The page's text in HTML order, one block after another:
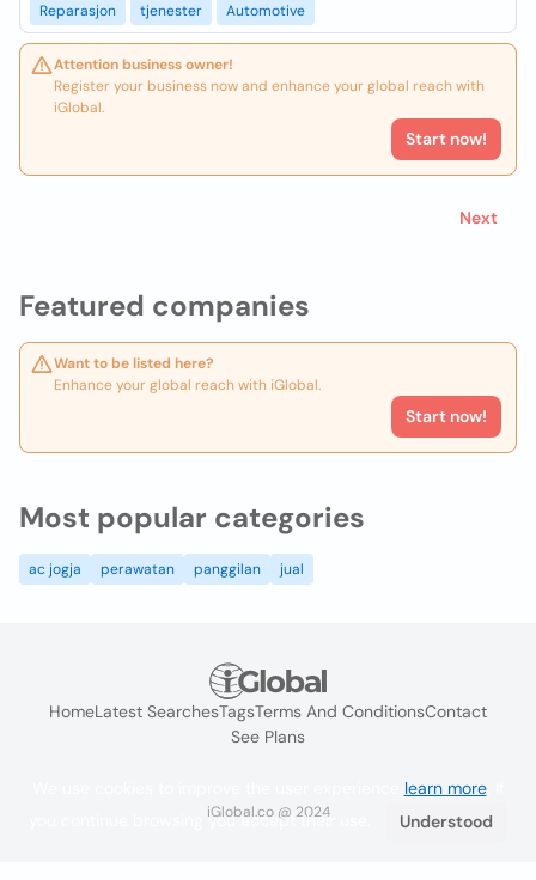
Featured companies
Want to be listed here?
Enhance your global reach with iGlobal.
Start now!
Reparasjon
tjenester Automotive
Attention business owner!
Register your business now and enhance your global reach with
iGlobal.
Start now!
Next
Most popular categories
ac jogja perawatan panggilan jual
HomeLatest SearchesTagsTerms And ConditionsContact
See Plans
iGlobal.co @ 2024
learn more. If
you continue browsing you accept their use.
Understood